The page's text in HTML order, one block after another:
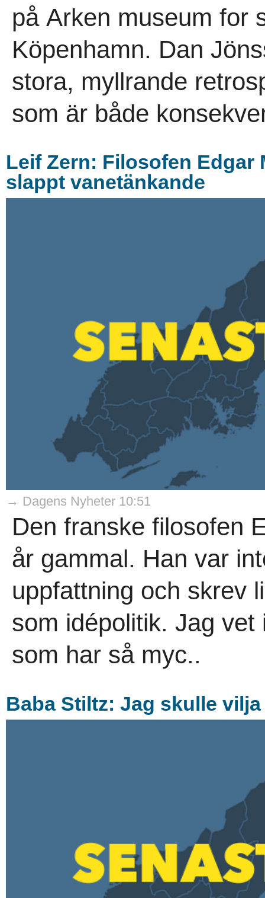
på Arken museum for
Köpenhamn. Dan
stora, myllrande
som är både
Leif Zern: Filosofen
slappt vanetänkande
→ Dagens Nyheter 10:51
Den franske filosofen
år gammal. Han var
uppfattning och skrev
som idépolitik. Jag
som har så myc..
Baba Stiltz: Jag skulle